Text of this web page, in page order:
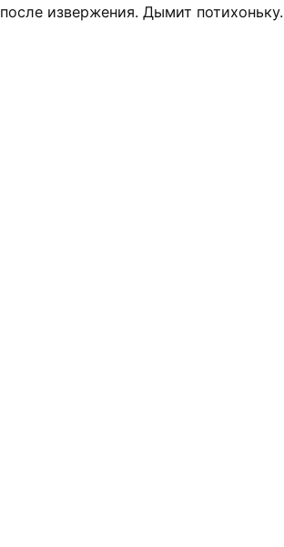
после извержения. Дымит потихоньку.